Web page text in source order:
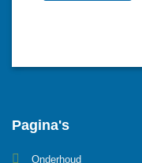
Pagina's
Onderhoud